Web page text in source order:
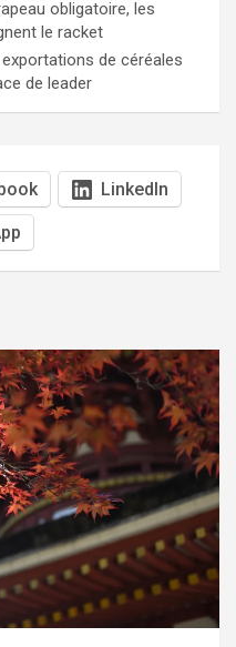
obligatoire, les
le racket
de céréales
de leader
LinkedIn